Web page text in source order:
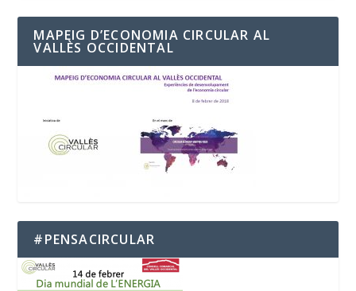
MAPEIG D’ECONOMIA CIRCULAR AL
VALLÈS OCCIDENTAL
#PENSACIRCULAR